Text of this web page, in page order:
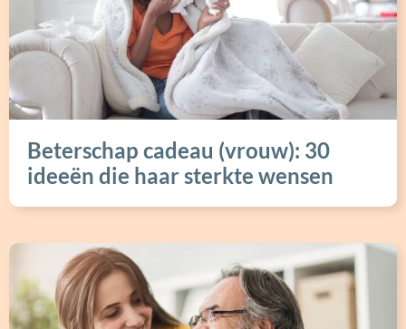
Beterschap cadeau (vrouw): 30
ideeën die haar sterkte wensen